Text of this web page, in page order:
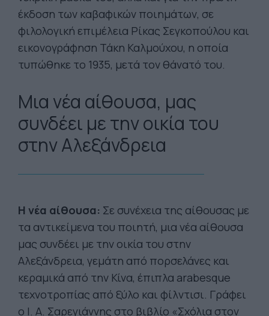
έκδοση των καβαφικών ποιημάτων, σε
φιλολογική επιμέλεια Ρίκας Σεγκοπούλου και
εικονογράφηση Τάκη Καλμούχου, η οποία
τυπώθηκε το 1935, μετά τον θάνατό του.
Μια νέα αίθουσα, μας
συνδέει με την οικία του
στην Αλεξάνδρεια
Η νέα αίθουσα: Σε συνέχεια της αίθουσας με
τα αντικείμενα του ποιητή, μια νέα αίθουσα
μας συνδέει με την οικία του στην
Αλεξάνδρεια, γεμάτη από πορσελάνες και
κεραμικά από την Κίνα, έπιπλα arabesque
τεχνοτροπίας από ξύλο και φίλντισι. Γράφει
ο Ι. Α. Σαρεγιάννης στο βιβλίο «Σχόλια στον